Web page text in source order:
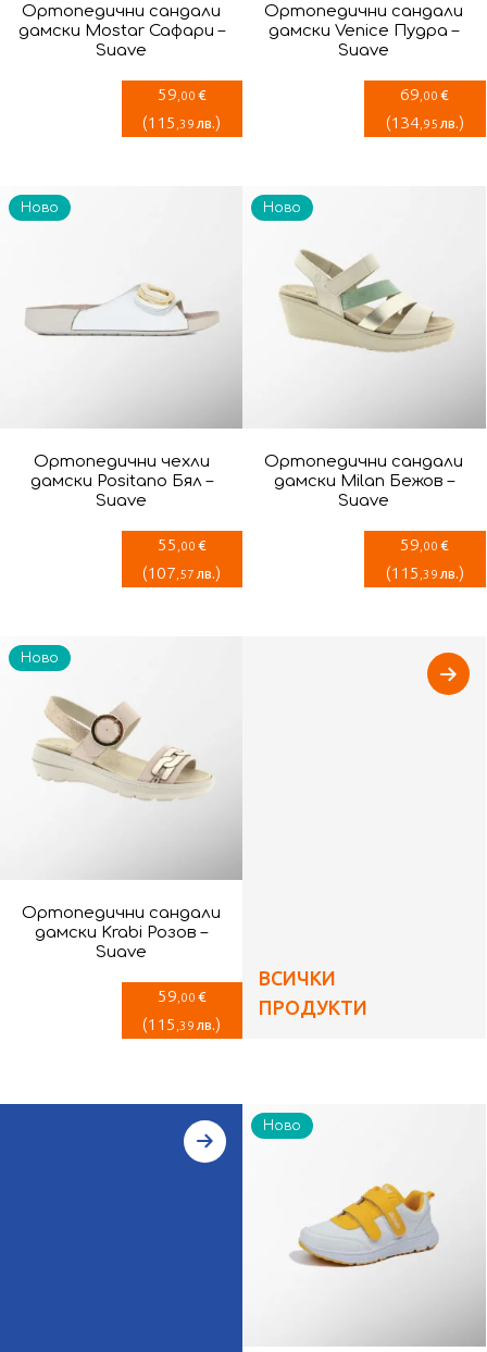
Ортопедични сандали
дамски Mostar Сафари –
Suave
59 ,00 €
(115 ,39 лв.)
Ортопедични сандали
дамски Venice Пудра –
Suave
69 ,00 €
(134,95 лв.)
Ортопедични чехли
дамски Positano Бял –
Suave
55 ,00 €
(107 ,57 лв.)
Ново
Ортопедични сандали
дамски Milan Бежов –
Suave
59 ,00 €
(115 ,39 лв.)
Ново
Ортопедични сандали
дамски Krabi Розов –
Suave
59 ,00 €
(115 ,39 лв.)
Ново
ВСИЧКИ
ПРОДУКТИ
Ново